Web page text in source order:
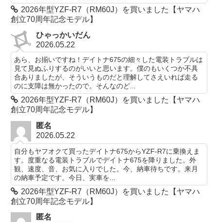
2026年型YZF-R7（RM60J）を買いました【ヤマハ
創立70周年記念モデル】
ひゃっかいだん
2026.05.22
あら、お揃いですね！デイトナ675の細々した電装トラブルは
見て見ぬふりするのがいいと思います。僕のもいくつか不具
合ありましたが、そういうものだと理解してさえいれば走る
のに支障は無かったので。そんなのど...
2026年型YZF-R7（RM60J）を買いました【ヤマハ
創立70周年記念モデル】
匿名
2026.05.22
自分もヤフオクて買ったデイトナ675からYZF-R7に乗換えま
す。度重なる電装トラブルでデイトナ675を降りました。外
観、速度、音、お気に入りでした。今、納車待ちです。来月
の納車予定です。今日、実車を...
2026年型YZF-R7（RM60J）を買いました【ヤマハ
創立70周年記念モデル】
匿名